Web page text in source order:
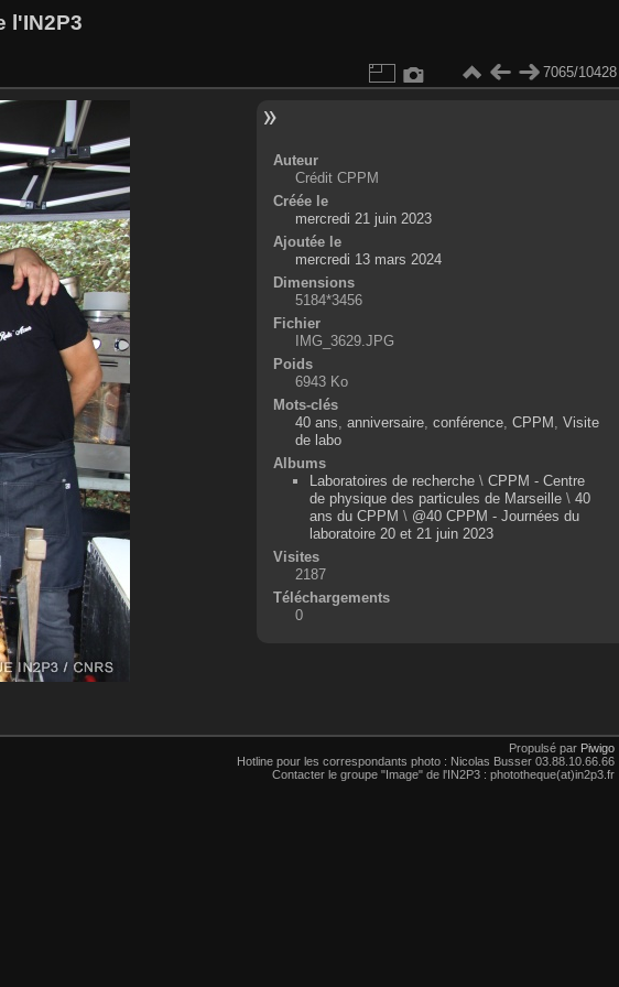
l'IN2P3
7065/10428
Auteur
Crédit CPPM
Créée le
mercredi 21 juin 2023
Ajoutée le
mercredi 13 mars 2024
Dimensions
5184*3456
Fichier
IMG_3629.JPG
Poids
6943 Ko
Mots-clés
40 ans anniversaire, conférence, CPPM
Visite
de labo
Albums
Laboratoires de recherche\ CPPM - Centre
de physique des particules de Marseille\ 40
ans du CPPM \ @40 CPPM - Journées du
laboratoire 20 et 21 juin 2023
Visites
2187
Téléchargements
0
Propulsé par Piwigo
Hotline pour les correspondants photo : Nicolas Busser 03.88.10.66.66
Contacter le groupe "Image" de l'IN2P3 : phototheque(at)in2p3.fr